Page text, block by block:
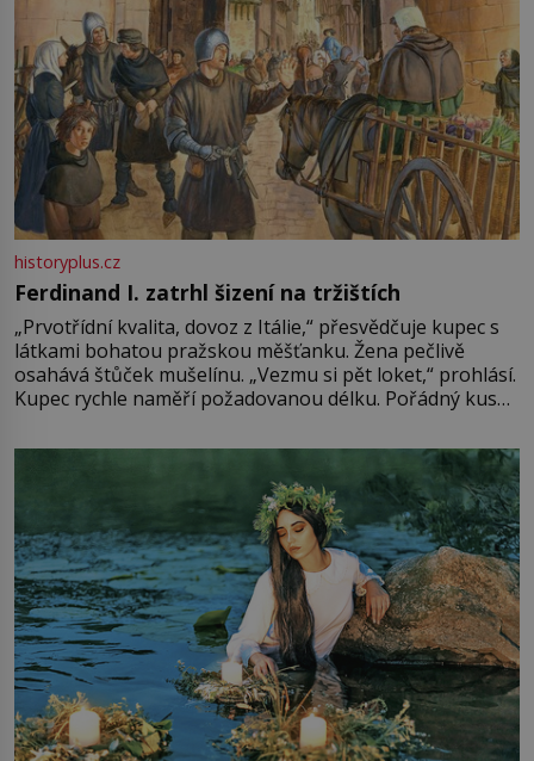
historyplus.cz
Ferdinand I. zatrhl šizení na tržištích
„Prvotřídní kvalita, dovoz z Itálie,“ přesvědčuje kupec s
látkami bohatou pražskou měšťanku. Žena pečlivě
osahává štůček mušelínu. „Vezmu si pět loket,“ prohlásí.
Kupec rychle naměří požadovanou délku. Pořádný kus
milostpaní. Stačí jenom na sukni,“ zhodnotí švadlena
množství růžového mušelínu. „Ošidili vás, podívejte.“